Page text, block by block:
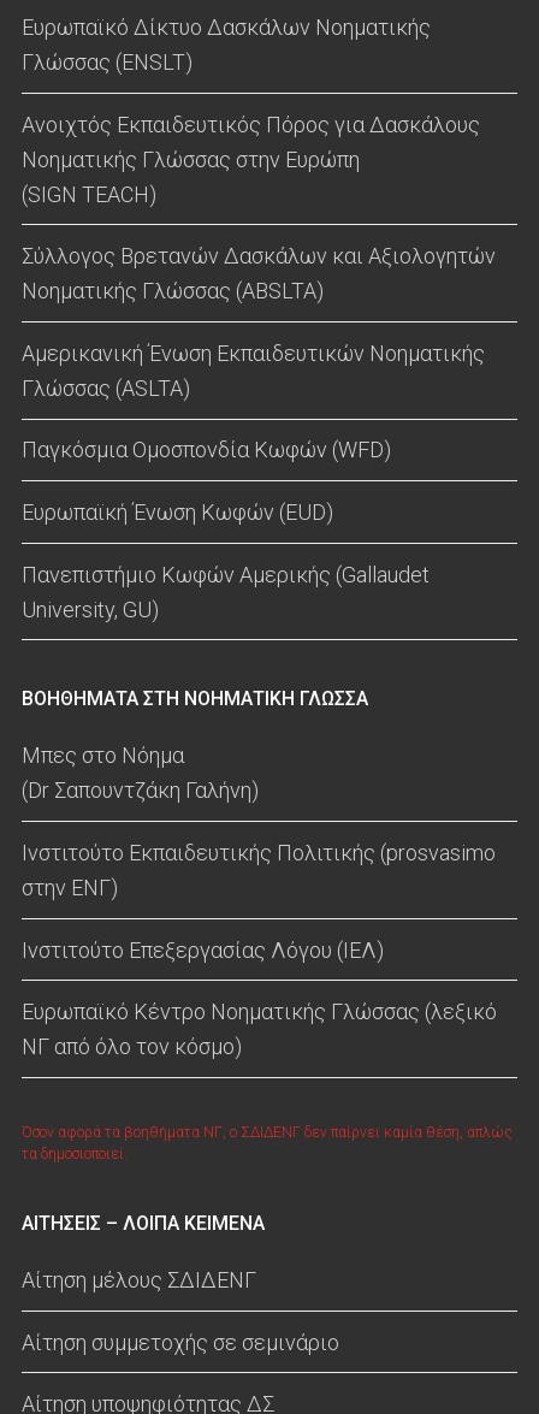
Ευρωπαϊκό Δίκτυο Δασκάλων Νοηματικής
Γλώσσας (ENSLT)
Ανοιχτός Εκπαιδευτικός Πόρος για Δασκάλους
Νοηματικής Γλώσσας στην Ευρώπη
(SIGN TEACH)
Σύλλογος Βρετανών Δασκάλων και Αξιολογητών
Νοηματικής Γλώσσας (ABSLTA)
Αμερικανική Ένωση Εκπαιδευτικών Νοηματικής
Γλώσσας (ASLTA)
Παγκόσμια Ομοσπονδία Κωφών (WFD)
Ευρωπαϊκή Ένωση Κωφών (EUD)
Πανεπιστήμιο Κωφών Αμερικής (Gallaudet
University, GU)
ΒΟΗΘΗΜΑΤΑ ΣΤΗ ΝΟΗΜΑΤΙΚΗ ΓΛΩΣΣΑ
Μπες στο Νόημα
(Dr Σαπουντζάκη Γαλήνη)
Ινστιτούτο Εκπαιδευτικής Πολιτικής (prosvasimo
στην ΕΝΓ)
Ινστιτούτο Επεξεργασίας Λόγου (ΙΕΛ)
Ευρωπαϊκό Κέντρο Νοηματικής Γλώσσας (λεξικό
ΝΓ από όλο τον κόσμο)
Όσον αφορά τα βοηθήματα ΝΓ, ο ΣΔΙΔΕΝΓ δεν παίρνει καμία θέση, απλώς
τα δημοσιοποιεί.
ΑΙΤΗΣΕΙΣ – ΛΟΙΠΑ ΚΕΙΜΕΝΑ
Αίτηση μέλους ΣΔΙΔΕΝΓ
Αίτηση συμμετοχής σε σεμινάριο
Αίτηση υποψηφιότητας ΔΣ